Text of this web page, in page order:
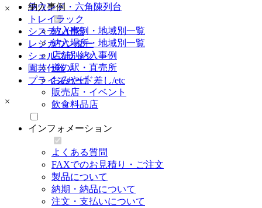
納入事例
納入事例・地域別一覧
納入場所・地域別一覧
店舗別納入事例
道の駅・直売所
おみやげ
販売店・イベント
飲食料品店
インフォメーション
よくある質問
FAXでのお見積り・ご注文
製品について
納期・納品について
注文・支払いについて
ラウンド・六角陳列台
トレイラック
システム什器
レジカウンター
シェルフラック
園芸什器
プライスカード差し/etc
×
×